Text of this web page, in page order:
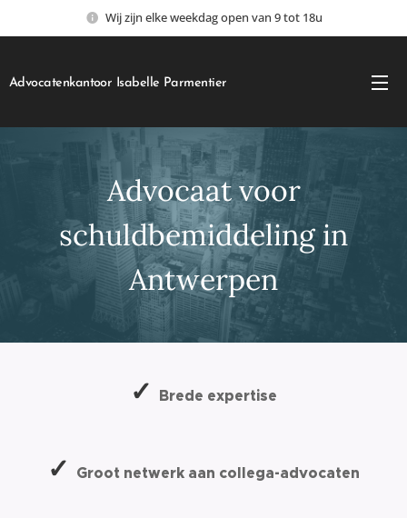
Wij zijn elke weekdag open van 9 tot 18u
Advocatenkantoor Isabelle Parmentier
Advocaat voor
schuldbemiddeling in
Antwerpen
✓ Brede expertise
✓ Groot netwerk aan collega-advocaten